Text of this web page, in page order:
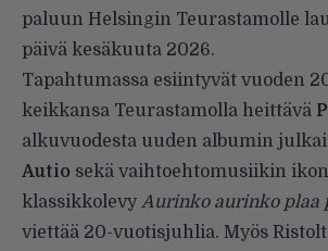
paluun Helsingin Teurastamolle
päivä kesäkuuta 2026.
Tapahtumassa esiintyvät vuoden
keikkansa Teurastamolla heittävä
alkuvuodesta uuden albumin
Autio sekä vaihtoehtomusiikin
klassikkolevy Aurinko aurinko plaa
viettää 20-vuotisjuhlia. Myös